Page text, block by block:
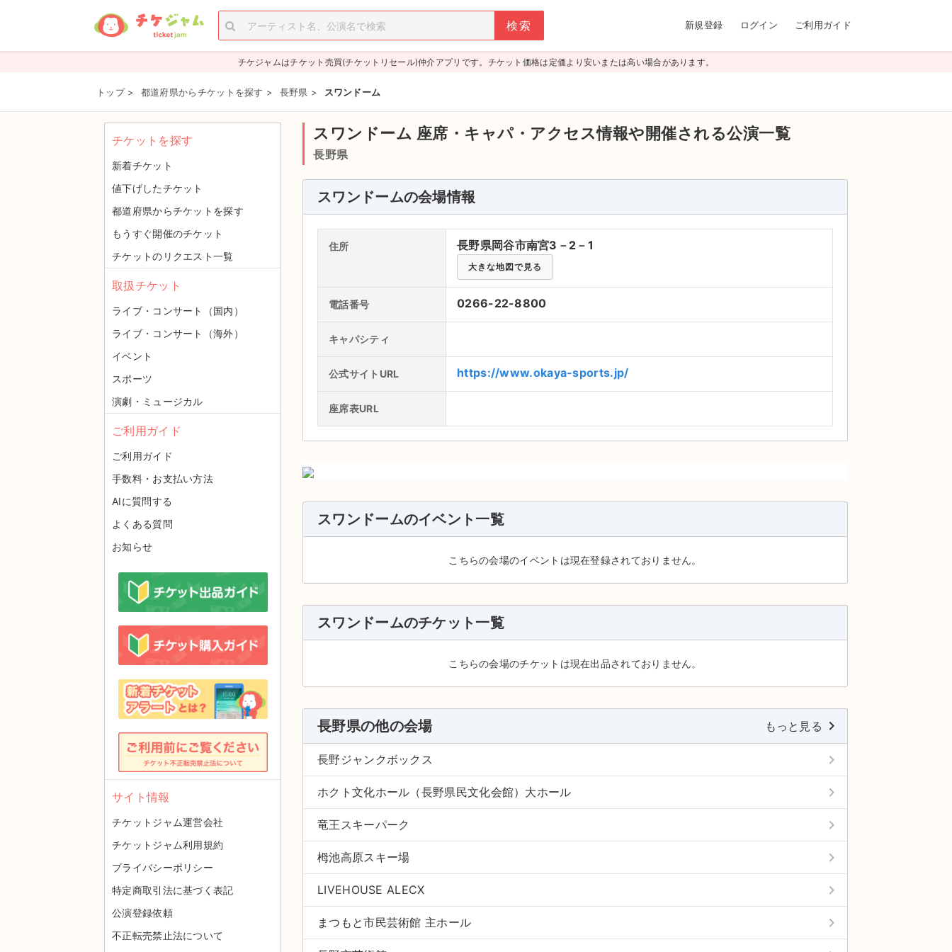
新規登録 ログイン ご利用ガイド
チケジャムはチケット売買(チケットリセール)仲介アプリです。チケット価格は定価より安いまたは高い場合があります。
トップ > 都道府県からチケットを探す > 長野県 > スワンドーム
スワンドーム 座席・キャパ・アクセス情報や開催される公演一覧
長野県
スワンドームの会場情報
住所 長野県岡谷市南宮3－2－1
大きな地図で見る
電話番号 0266-22-8800
キャパシティ
公式サイトURL https://www.okaya-sports.jp/
座席表URL
スワンドームのイベント一覧
こちらの会場のイベントは現在登録されておりません。
スワンドームのチケット一覧
こちらの会場のチケットは現在出品されておりません。
長野県の他の会場 もっと見る keyboard_arrow_right
長野ジャンクボックス keyboard_arrow_right
ホクト文化ホール（長野県民文化会館）大ホール keyboard_arrow_right
竜王スキーパーク keyboard_arrow_right
栂池高原スキー場 keyboard_arrow_right
LIVEHOUSE ALECX keyboard_arrow_right
まつもと市民芸術館 主ホール keyboard_arrow_right
チケットを探す
新着チケット
値下げしたチケット
都道府県からチケットを探す
もうすぐ開催のチケット
チケットのリクエスト一覧
取扱チケット
ライブ・コンサート（国内）
ライブ・コンサート（海外）
イベント
スポーツ
演劇・ミュージカル
ご利用ガイド
ご利用ガイド
手数料・お支払い方法
AIに質問する
よくある質問
お知らせ
サイト情報
チケットジャム運営会社
チケットジャム利用規約
プライバシーポリシー
特定商取引法に基づく表記
公演登録依頼
不正転売禁止法について